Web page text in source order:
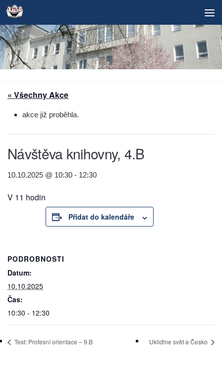
Skip to content
« Všechny Akce
akce již proběhla.
Návštěva knihovny, 4.B
10.10.2025 @ 10:30 - 12:30
V 11 hodin
Přidat do kalendáře
PODROBNOSTI
Datum:
10.10.2025
Čas:
10:30 - 12:30
Test: Profesní orientace – 9.B Ukliďme svět a Česko